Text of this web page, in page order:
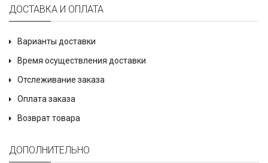
ДОСТАВКА И ОПЛАТА
Варианты доставки
Время осуществления доставки
Отслеживание заказа
Оплата заказа
Возврат товара
ДОПОЛНИТЕЛЬНО